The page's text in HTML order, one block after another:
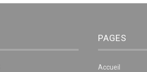
PAGES
Accueil